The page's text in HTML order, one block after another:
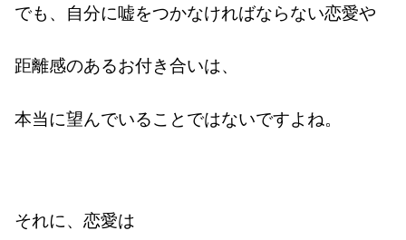
でも、自分に嘘をつかなければならない恋愛や
距離感のあるお付き合いは、
本当に望んでいることではないですよね。
それに、恋愛は